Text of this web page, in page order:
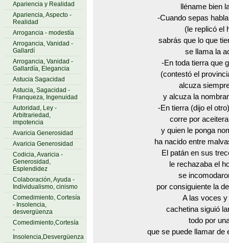
Apariencia y Realidad
Apariencia, Aspecto -
Realidad
Arrogancia - modestía
Arrogancia, Vanidad -
Gallardí
Arrogancia, Vanidad -
Gallardía, Elegancia
Astucia Sagacidad
Astucia, Sagacidad -
Franqueza, Ingenuidad
Autoridad, Ley -
Arbitrariedad,
impotencia
Avaricia Generosidad
Avaricia Generosidad
Codicia, Avaricia -
Generosidad,
Esplendidez
Colaboración, Ayuda -
Individualismo, cinismo
Comedimiento, Cortesía
- Insolencia,
desvergüenza
Comedimiento,Cortesía
-
Insolencia,Desvergüenza
lléname bien
-Cuando sepas
(le replicó el
sabrás que lo que
se llama la
-En toda tierra que
(contestó el
alcuza
y alcuza la
-En tierra (dijo el
corre por
y quien le ponga
ha nacido entre
El patán en sus
le rechazaba el
se
por consiguiente la
A las voces
cachetina siguió
todo por
que se puede llamar de